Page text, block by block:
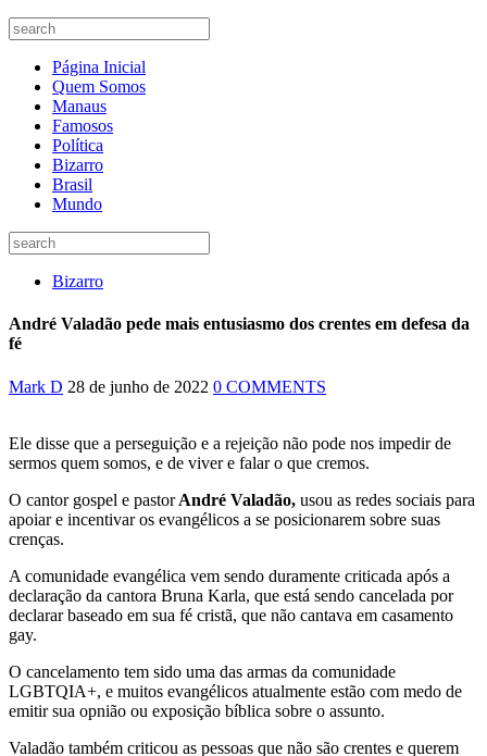
Página Inicial
Quem Somos
Manaus
Famosos
Política
Bizarro
Brasil
Mundo
Bizarro
André Valadão pede mais entusiasmo dos crentes em defesa da
fé
Mark D 28 de junho de 2022 0 COMMENTS
Ele disse que a perseguição e a rejeição não pode nos impedir de
sermos quem somos, e de viver e falar o que cremos.
O cantor gospel e pastorAndré Valadão, usou as redes sociais para
apoiar e incentivar os evangélicos a se posicionarem sobre suas
crenças.
A comunidade evangélica vem sendo duramente criticada após a
declaração da cantora Bruna Karla, que está sendo cancelada por
declarar baseado em sua fé cristã, que não cantava em casamento
gay.
O cancelamento tem sido uma das armas da comunidade
LGBTQIA+, e muitos evangélicos atualmente estão com medo de
emitir sua opnião ou exposição bíblica sobre o assunto.
Valadão também criticou as pessoas que não são crentes e querem